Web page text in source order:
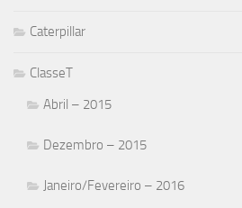
Caterpillar
ClasseT
Abril – 2015
Dezembro – 2015
Janeiro/Fevereiro – 2016